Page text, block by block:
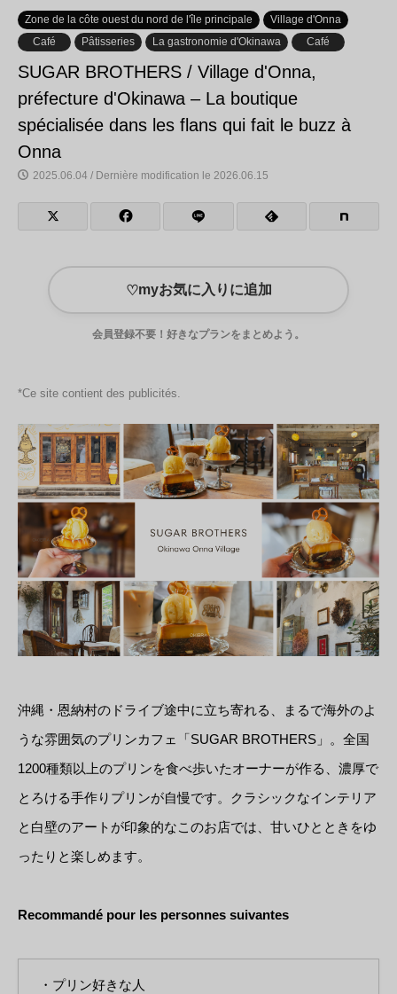
Zone de la côte ouest du nord de l'île principale
Village d'Onna
Café
Pâtisseries La gastronomie d'Okinawa Café
SUGAR BROTHERS / Village d'Onna,
préfecture d'Okinawa – La boutique
spécialisée dans les flans qui fait le buzz à
Onna
2025.06.04 / Dernière modification le 2026.06.15
♡myお気に入りに追加
会員登録不要！好きなプランをまとめよう。
*Ce site contient des publicités.
沖縄・恩納村のドライブ途中に立ち寄れる、まるで海外のよ
うな雰囲気のプリンカフェ「SUGAR BROTHERS」。全国
1200種類以上のプリンを食べ歩いたオーナーが作る、濃厚で
とろける手作りプリンが自慢です。クラシックなインテリア
と白壁のアートが印象的なこのお店では、甘いひとときをゆ
ったりと楽しめます。
Recommandé pour les personnes suivantes
・プリン好きな人